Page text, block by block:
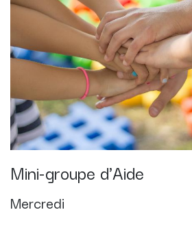
Mini-groupe d'Aide
Mercredi